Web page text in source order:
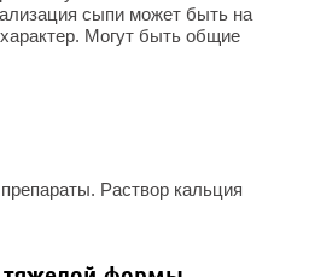
сыпи может быть на
Могут быть общие
Раствор кальция